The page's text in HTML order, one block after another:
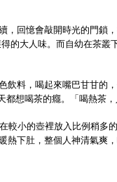
，回憶會敲開時光的門鎖
的大人味。而自幼在茶叢
飲料，喝起來嘴巴甘甘的
想喝茶的癮。「喝熱茶
較小的壺裡放入比例稍
熱下肚，整個人神清氣爽